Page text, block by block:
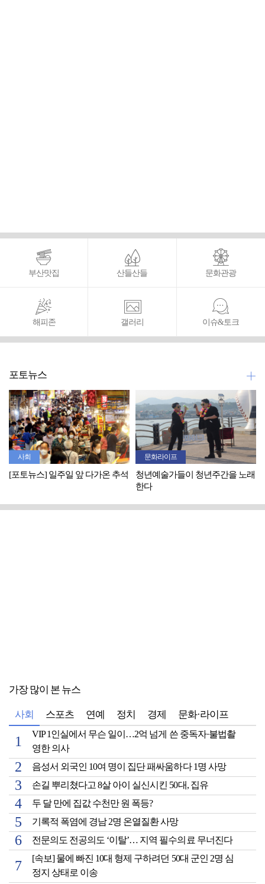
부산맛집 산들산들 문화관광
해피존 갤러리 이슈&토크
포토뉴스
사회
[포토뉴스] 일주일 앞 다가온 추석
문화라이프
청년예술가들이 청년주간을 노래
한다
가장 많이 본 뉴스
사회 스포츠 연예 정치 경제 문화·라이프
VIP 1인실에서 무슨 일이…2억 넘게 쓴 중독자·불법촬
영한 의사
음성서 외국인 10여 명이 집단 패싸움하다 1명 사망
손길 뿌리쳤다고 8살 아이 실신시킨 50대, 집유
두 달 만에 집값 수천만 원 폭등?
기록적 폭염에 경남 2명 온열질환 사망
전문의도 전공의도 ‘이탈’… 지역 필수의료 무너진다
[속보] 물에 빠진 10대 형제 구하려던 50대 군인 2명 심
정지 상태로 이송